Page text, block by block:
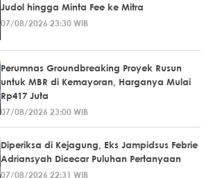
Judol hingga Minta Fee ke Mitra
07/08/2026 23:30 WIB
Perumnas Groundbreaking Proyek Rusun
untuk MBR di Kemayoran, Harganya Mulai
Rp417 Juta
07/08/2026 23:00 WIB
Diperiksa di Kejagung, Eks Jampidsus Febrie
Adriansyah Dicecar Puluhan Pertanyaan
07/08/2026 22:31 WIB